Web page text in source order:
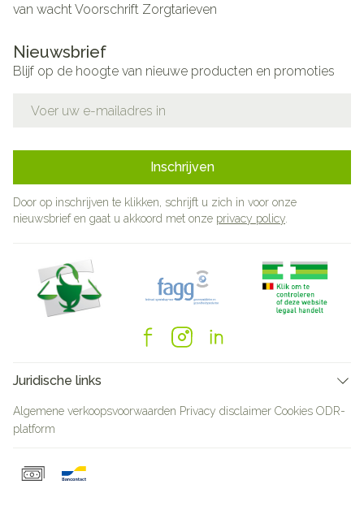
van wachtVoorschrift Zorgtarieven
Nieuwsbrief
Blijf op de hoogte van nieuwe producten en promoties
Inschrijven
Door op inschrijven te klikken, schrijft u zich in voor onze
nieuwsbrief en gaat u akkoord met onze privacy policy
Juridische links
Algemene verkoopsvoorwaarden Privacy disclaimer Cookies ODR-
platform